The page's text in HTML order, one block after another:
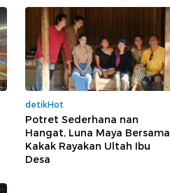
detikHot
Potret Sederhana nan
Hangat, Luna Maya Bersama
Kakak Rayakan Ultah Ibu
Desa